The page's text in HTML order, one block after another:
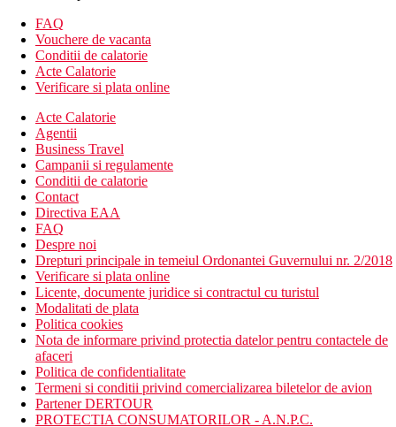
Descrierea hotelului
Hotelul dispune de:
hol de intrare cu receptie
restaurant tematic
bar pe acoperis cu vedere la Burj Al Arab
bar
piscina (sezlonguri si umbrele gratuite)
Wi-Fi (gratuit)
sala de conferinta
piscina pentru copii
Descrierea plajei
nisipos
sezlonguri si umbrele gratuite
Activitati sportive gratuite
fitness
Activitati sportive contra cost
inchirieri auto
Mese
FAQ
Vouchere de vacanta
Conditii de calatorie
Acte Calatorie
Verificare si plata online
Acte Calatorie
Agentii
Business Travel
Campanii si regulamente
Conditii de calatorie
Contact
Directiva EAA
FAQ
Despre noi
Drepturi principale in temeiul Ordonantei Guvernului nr. 2/2018
Verificare si plata online
Licente, documente juridice si contractul cu turistul
Modalitati de plata
Politica cookies
Nota de informare privind protectia datelor pentru contactele de
afaceri
Politica de confidentialitate
Termeni si conditii privind comercializarea biletelor de avion
Partener DERTOUR
PROTECTIA CONSUMATORILOR - A.N.P.C.